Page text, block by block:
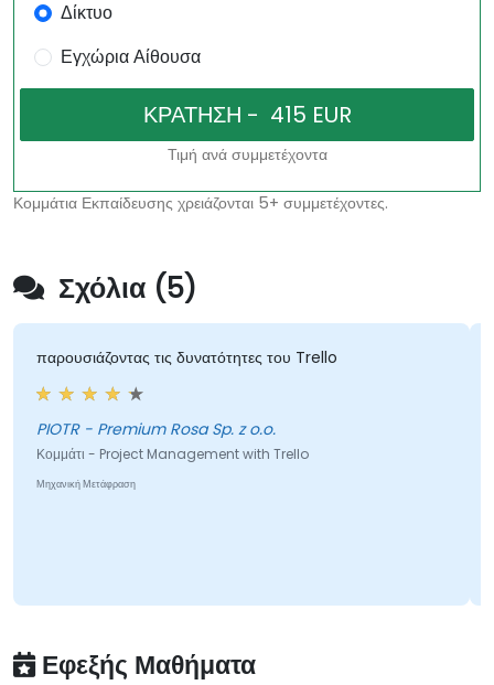
Δίκτυο
Εγχώρια Αίθουσα
Τιμή ανά συμμετέχοντα
Κομμάτια Εκπαίδευσης χρειάζονται 5+ συμμετέχοντες.
Σχόλια (5)
παρουσιάζοντας τις δυνατότητες του Trello
PIOTR - Premium Rosa Sp. z o.o.
Κομμάτι - Project Management with Trello
Μηχανική Μετάφραση
Εφεξής Μαθήματα